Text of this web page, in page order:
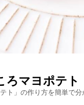
ろマヨポテト
ト 」の作り方を簡単で